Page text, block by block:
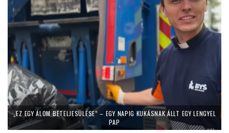
„EZ EGY ÁLOM BETELJESÜLÉSE” – EGY NAPIG KUKÁSNAK ÁLLT EGY LENGYEL
PAP